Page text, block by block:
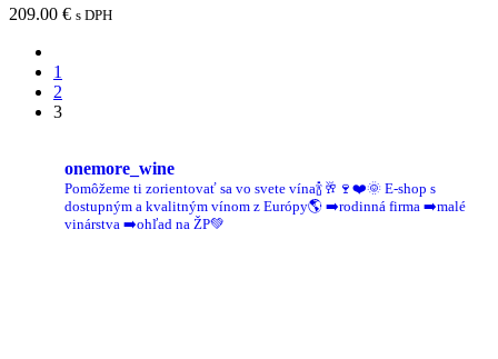
209.00 € s DPH
1
2
3
onemore_wine
Pomôžeme ti zorientovať sa vo svete vína🍾🥂🍷❤️🌞 E-shop s
dostupným a kvalitným vínom z Európy🌎 ➡️rodinná firma ➡️malé
vinárstva ➡️ohľad na ŽP💚